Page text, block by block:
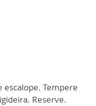
Tempere
Reserve.